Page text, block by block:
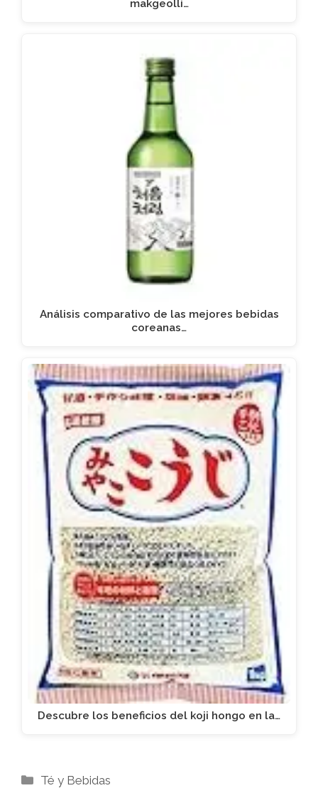
makgeolli…
Análisis comparativo de las mejores bebidas
coreanas…
Descubre los beneficios del koji hongo en la…
Categorías
Té y Bebidas